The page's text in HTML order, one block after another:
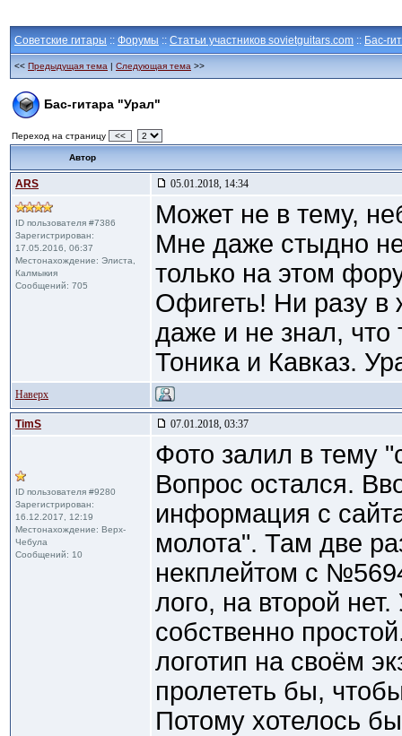
Советские гитары :: Форумы :: Статьи участников sovietguitars.com :: Бас-
<< Предыдущая тема | Следующая тема >>
Бас-гитара "Урал"
Переход на страницу <<
Автор
ARS 05.01.2018, 14:34
ID пользователя #7386
Зарегистрирован:
17.05.2016, 06:37
Местонахождение: Элиста,
Калмыкия
Сообщений: 705
Может не в тему,
Мне даже стыдно
только на этом
Офигеть! Ни разу в
даже и не знал,
Тоника и Кавказ.
Наверх
TimS 07.01.2018, 03:37
ID пользователя #9280
Зарегистрирован:
16.12.2017, 12:19
Местонахождение: Верх-
Чебула
Сообщений: 10
Фото залил в тему
Вопрос остался.
информация с
молота". Там две
некплейтом с
лого, на второй
собственно
логотип на своём
пролететь бы,
Потому хотелось